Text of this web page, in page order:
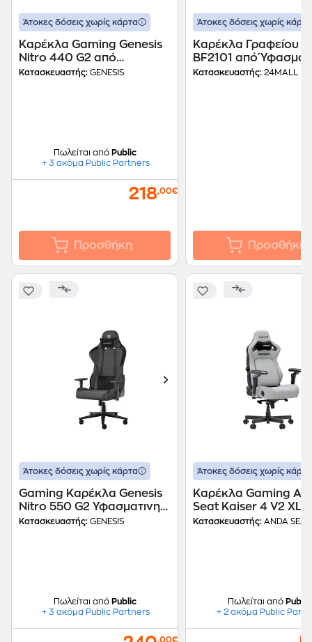
Άτοκες δόσεις χωρίς κάρτα
Καρέκλα Gaming Genesis
Nitro 440 G2 από
Δερματίνη & Ύφασμα - Γκρι
Κατασκευαστής: GENESIS
Πωλείται από Public
+ 3 ακόμα Public Partners
218,00€
Προσθήκη
Άτοκες δόσεις χωρίς κάρτα
Καρέκλα Γραφείου
BF2101 από Ύφασμα -
Μαύρη
Κατασκευαστής: 24MALL
Προσθήκη
Άτοκες δόσεις χωρίς κάρτα
Gaming Καρέκλα Genesis
Nitro 550 G2 Υφασματινη/
Δερμάτινη Μαύρη/Γκρι
Κατασκευαστής: GENESIS
Πωλείται από Public
+ 3 ακόμα Public Partners
,00€
Άτοκες δόσεις χωρίς κάρτα
Καρέκλα Gaming
Seat Kaiser 4 V2
με 6D Μπράτσα
Κατασκευαστής: ANDA SEAT
Πωλείται από Public
+ 2 ακόμα Public